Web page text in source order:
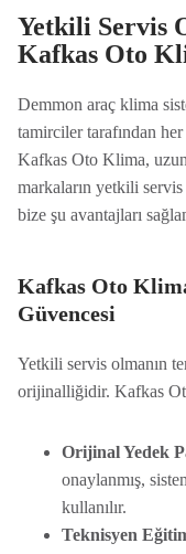
Yetkili Servis
Kafkas Oto
Demmon araç klima
tamirciler tarafından
Kafkas Oto Klima,
markaların yetkili
bize şu avantajları
Kafkas Oto
Güvencesi
Yetkili servis olmanın
orijinalliğidir. Kafkas
Orijinal Yedek
onaylanmış,
kullanılır.
Teknisyen